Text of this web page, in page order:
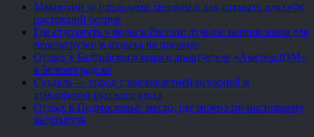
Маврикий за пределами шезлонга: как открыть для себя
настоящий остров
Где отдохнуть у воды в России: лучшие направления для
перезагрузки и отдыха на природе
Отдых у Балтийского моря в апарт-отеле «АмстерДОМ»
в Зеленоградске
Суздаль — город с тысячелетней историей и
атмосферой русского уюта
Отдых в Подмосковье: место, где можно по-настоящему
выдохнуть